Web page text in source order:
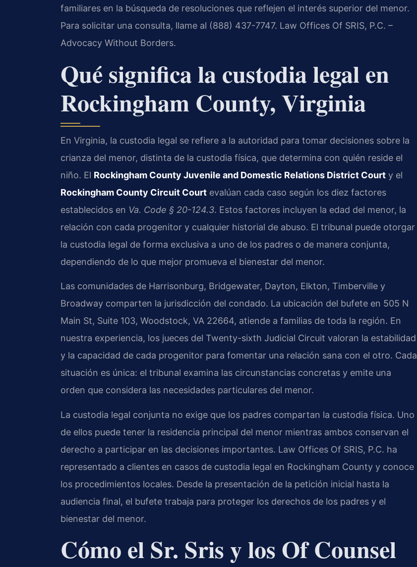
familiares en la búsqueda de resoluciones que reflejen el interés superior del menor.
Para solicitar una consulta, llame al (888) 437-7747. Law Offices Of SRIS, P.C. –
Advocacy Without Borders.
Qué significa la custodia legal en
Rockingham County, Virginia
En Virginia, la custodia legal se refiere a la autoridad para tomar decisiones sobre la
crianza del menor, distinta de la custodia física, que determina con quién reside el
niño. El Rockingham County Juvenile and Domestic Relations District Court y el
Rockingham County Circuit Court evalúan cada caso según los diez factores
establecidos en Va. Code § 20-124.3. Estos factores incluyen la edad del menor, la
relación con cada progenitor y cualquier historial de abuso. El tribunal puede otorgar
la custodia legal de forma exclusiva a uno de los padres o de manera conjunta,
dependiendo de lo que mejor promueva el bienestar del menor.
Las comunidades de Harrisonburg, Bridgewater, Dayton, Elkton, Timberville y
Broadway comparten la jurisdicción del condado. La ubicación del bufete en 505 N
Main St, Suite 103, Woodstock, VA 22664, atiende a familias de toda la región. En
nuestra experiencia, los jueces del Twenty-sixth Judicial Circuit valoran la estabilidad
y la capacidad de cada progenitor para fomentar una relación sana con el otro. Cada
situación es única: el tribunal examina las circunstancias concretas y emite una
orden que considera las necesidades particulares del menor.
La custodia legal conjunta no exige que los padres compartan la custodia física. Uno
de ellos puede tener la residencia principal del menor mientras ambos conservan el
derecho a participar en las decisiones importantes. Law Offices Of SRIS, P.C. ha
representado a clientes en casos de custodia legal en Rockingham County y conoce
los procedimientos locales. Desde la presentación de la petición inicial hasta la
audiencia final, el bufete trabaja para proteger los derechos de los padres y el
bienestar del menor.
Cómo el Sr. Sris y los Of Counsel